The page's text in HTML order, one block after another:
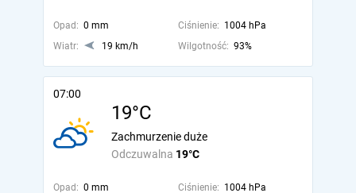
Opad: 0 mm Ciśnienie: 1004 hPa
Wiatr:
19 km/h Wilgotność: 93%
07:00
19°C
Odczuwalna 19°C
Zachmurzenie duże
Opad: 0 mm Ciśnienie: 1004 hPa